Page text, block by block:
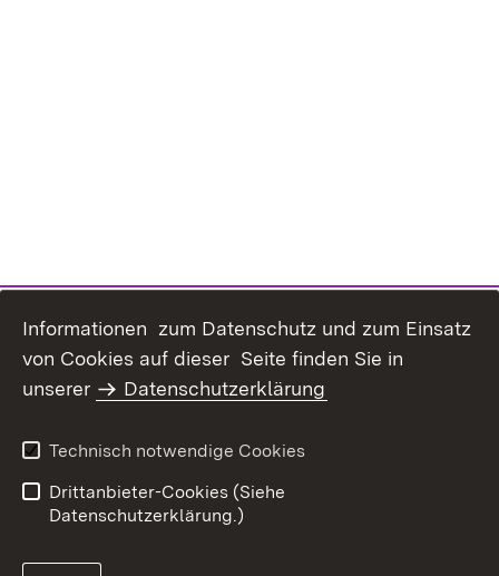
Barrierefreiheit
Informationen zum Datenschutz und zum Einsatz
von Cookies auf dieser Seite finden Sie in
unserer
Datenschutzerklärung
Technisch notwendige Cookies
Drittanbieter-Cookies (Siehe
Datenschutzerklärung.)